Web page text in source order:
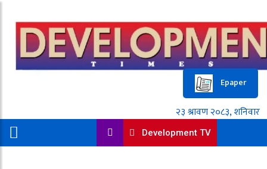
Epaper
Development TV